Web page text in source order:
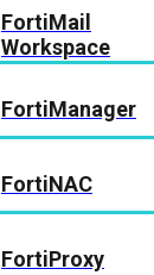
FortiMail
Workspace
FortiManager
FortiNAC
FortiProxy